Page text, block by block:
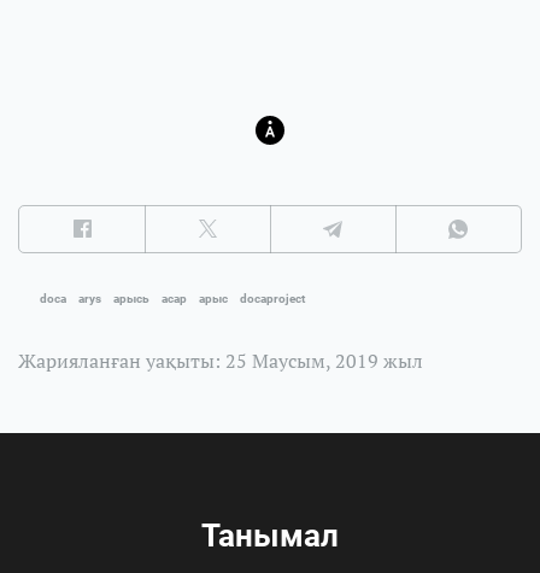
doca arys арысь асар арыс docaproject
Жарияланған уақыты: 25 Маусым, 2019 жыл
Танымал